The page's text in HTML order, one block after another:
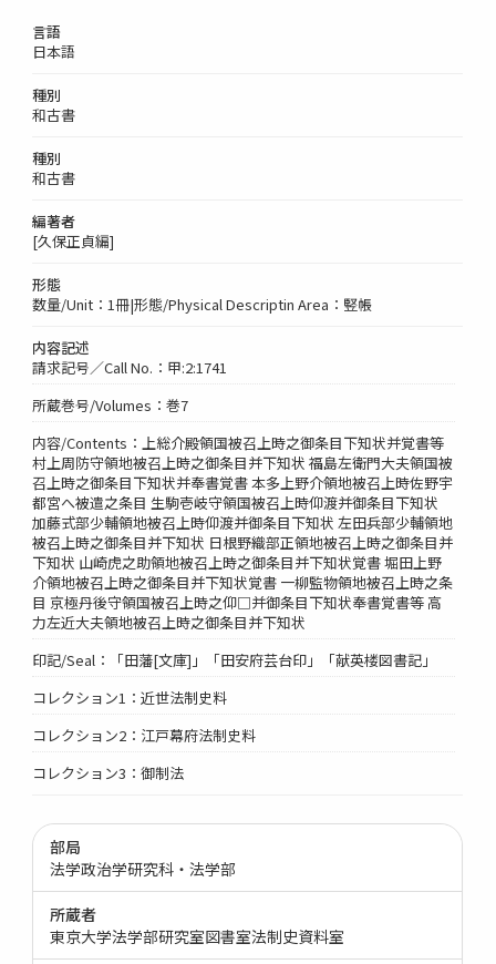
言語
日本語
種別
和古書
種別
和古書
編著者
[久保正貞編]
形態
数量/Unit：1冊|形態/Physical Descriptin Area：竪帳
内容記述
請求記号／Call No.：甲:2:1741
所蔵巻号/Volumes：巻7
内容/Contents：上総介殿領国被召上時之御条目下知状并覚書等
村上周防守領地被召上時之御条目并下知状 福島左衛門大夫領国被
召上時之御条目下知状并奉書覚書 本多上野介領地被召上時佐野宇
都宮へ被遣之条目 生駒壱岐守領国被召上時仰渡并御条目下知状
加藤式部少輔領地被召上時仰渡并御条目下知状 左田兵部少輔領地
被召上時之御条目并下知状 日根野織部正領地被召上時之御条目并
下知状 山崎虎之助領地被召上時之御条目并下知状覚書 堀田上野
介領地被召上時之御条目并下知状覚書 一柳監物領地被召上時之条
目 京極丹後守領国被召上時之仰□并御条目下知状奉書覚書等 高
力左近大夫領地被召上時之御条目并下知状
印記/Seal：「田藩[文庫]」「田安府芸台印」「献英楼図書記」
コレクション1：近世法制史料
コレクション2：江戸幕府法制史料
コレクション3：御制法
部局
法学政治学研究科・法学部
所蔵者
東京大学法学部研究室図書室法制史資料室